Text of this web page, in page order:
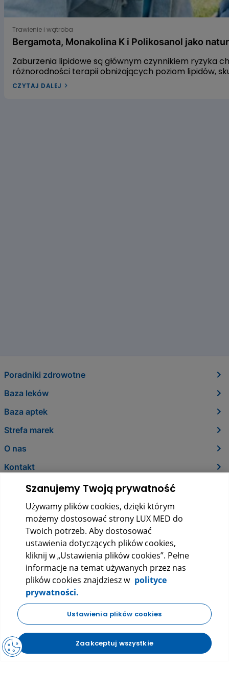
KUP W LUXMED
Trawienie i wątroba
Bergamota, Monakolina K i Polikosanol jako
Zaburzenia lipidowe są głównym czynnikiem ryzyka
różnorodności terapii obniżających poziom lipidów,
istnieją naturalne sposoby na walkę z dyslipidemią?
gospodarkę lipidową. Pierwszym z nich jest ekstrakt
CZYTAJ DALEJ
Poradniki zdrowotne
Baza leków
Baza aptek
Strefa marek
O nas
Kontakt
LUX MED Sp. z o.o.
ul. Szturmowa 2, 02-678 Warszawa
KRS: 0000265353
NIP: 5272523080
REGON: 140723603
Polityka prywatności | Regulamin | FAQ
Szanujemy Twoją prywatność
Używamy plików cookies, dzięki którym
możemy dostosować strony LUX MED do
Twoich potrzeb. Aby dostosować
ustawienia dotyczących plików cookies,
kliknij w „Ustawienia plików cookies”. Pełne
informacje na temat używanych przez nas
plików cookies znajdziesz w polityce
prywatności.
Ustawienia plików cookies
Zaakceptuj wszystkie